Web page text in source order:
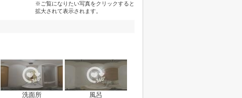
※ご覧になりたい写真をクリックすると
拡大されて表示されます。
洗面所 風呂